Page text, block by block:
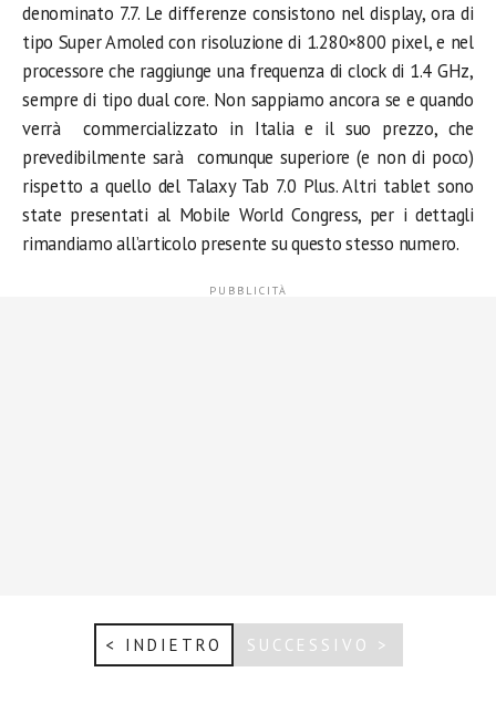
denominato 7.7. Le differenze consistono nel display, ora di
tipo Super Amoled con risoluzione di 1.280×800 pixel, e nel
processore che raggiunge una frequenza di clock di 1.4 GHz,
sempre di tipo dual core. Non sappiamo ancora se e quando
verrà commercializzato in Italia e il suo prezzo, che
prevedibilmente sarà comunque superiore (e non di poco)
rispetto a quello del Talaxy Tab 7.0 Plus. Altri tablet sono
state presentati al Mobile World Congress, per i dettagli
rimandiamo all’articolo presente su questo stesso numero.
< INDIETRO SUCCESSIVO >